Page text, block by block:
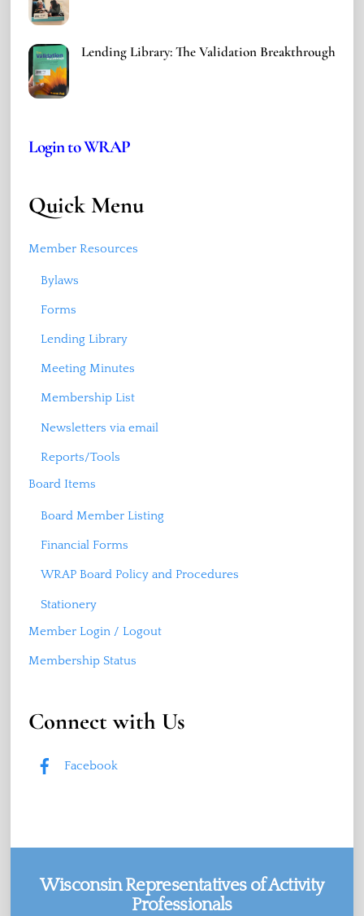
Lending Library: The Validation Breakthrough
Login to WRAP
Quick Menu
Member Resources
Bylaws
Forms
Lending Library
Meeting Minutes
Membership List
Newsletters via email
Reports/Tools
Board Items
Board Member Listing
Financial Forms
WRAP Board Policy and Procedures
Stationery
Member Login / Logout
Membership Status
Connect with Us
Facebook
Wisconsin Representatives of Activity
Professionals